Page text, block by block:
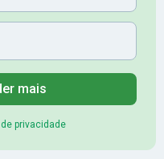
mais
privacidade